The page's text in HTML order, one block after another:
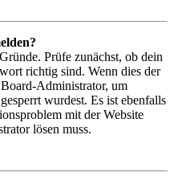
Prüfe zunächst, ob dein
richtig sind. Wenn dies der
Administrator, um
wurdest. Es ist ebenfalls
mit der Website
lösen muss.